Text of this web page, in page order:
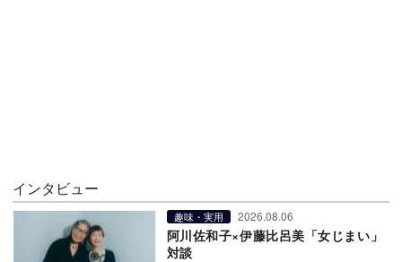
インタビュー
趣味・実用 2026.08.06
阿川佐和子×伊藤比呂美「女じまい」
対談